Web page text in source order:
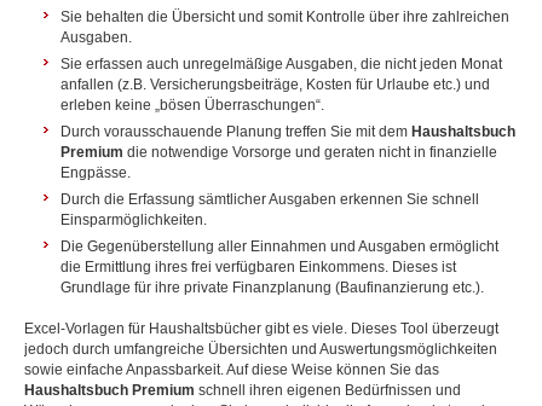
Sie behalten die Übersicht und somit Kontrolle über ihre zahlreichen
Ausgaben.
Sie erfassen auch unregelmäßige Ausgaben, die nicht jeden Monat
anfallen (z.B. Versicherungsbeiträge, Kosten für Urlaube etc.) und
erleben keine „bösen Überraschungen“.
Durch vorausschauende Planung treffen Sie mit dem Haushaltsbuch
Premium die notwendige Vorsorge und geraten nicht in finanzielle
Engpässe.
Durch die Erfassung sämtlicher Ausgaben erkennen Sie schnell
Einsparmöglichkeiten.
Die Gegenüberstellung aller Einnahmen und Ausgaben ermöglicht
die Ermittlung ihres frei verfügbaren Einkommens. Dieses ist
Grundlage für ihre private Finanzplanung (Baufinanzierung etc.).
Excel-Vorlagen für Haushaltsbücher gibt es viele. Dieses Tool überzeugt
jedoch durch umfangreiche Übersichten und Auswertungsmöglichkeiten
sowie einfache Anpassbarkeit. Auf diese Weise können Sie das
Haushaltsbuch Premium schnell ihren eigenen Bedürfnissen und